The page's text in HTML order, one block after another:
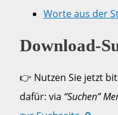
Worte aus der
Download-
👉 Nutzen Sie jetzt
dafür: via “Suchen”